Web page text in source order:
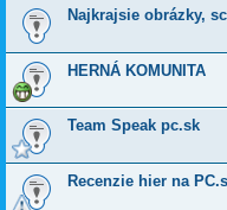
Najkrajsie obrázky,
HERNÁ KOMUNITA
Team Speak pc.sk
Recenzie hier na